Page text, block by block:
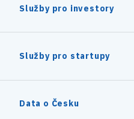
O nás
Interní projekty
30 let CzechInvestu
Služby pro investory
Statistika investičních
Investiční pobídky a dotace
Služby pro startupy
Czechia Dealroom
Data o Česku